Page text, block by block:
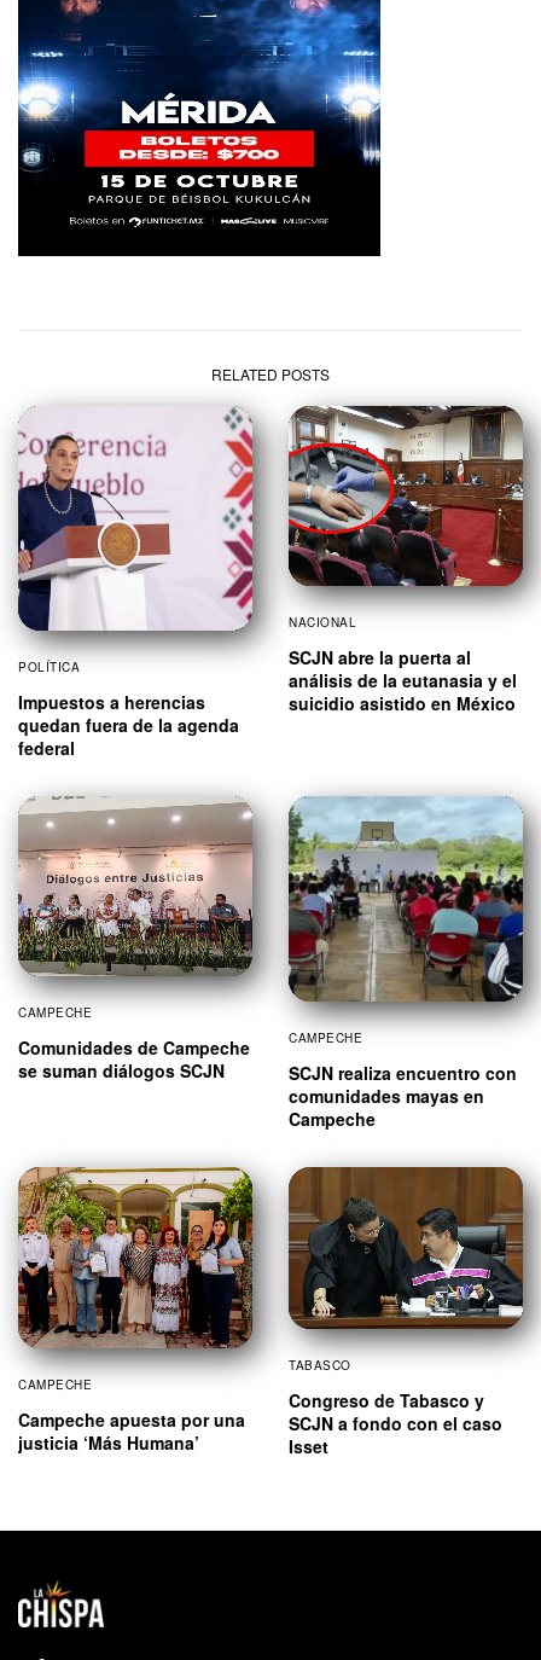
RELATED POSTS
POLÍTICA
Impuestos a herencias
quedan fuera de la agenda
federal
NACIONAL
SCJN abre la puerta al
análisis de la eutanasia y el
suicidio asistido en México
CAMPECHE
Comunidades de Campeche
se suman diálogos SCJN
CAMPECHE
SCJN realiza encuentro con
comunidades mayas en
Campeche
CAMPECHE
Campeche apuesta por una
justicia ‘Más Humana’
TABASCO
Congreso de Tabasco y
SCJN a fondo con el caso
Isset